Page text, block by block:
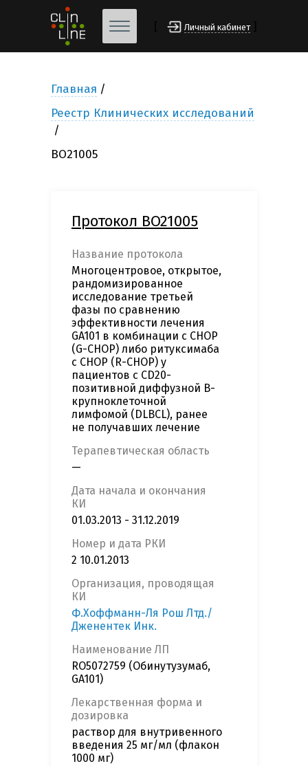
Личный кабинет
Главная
Реестр Клинических исследований
BO21005
Протокол BO21005
Название протокола
Многоцентровое, открытое,
рандомизированное
исследование третьей
фазы по сравнению
эффективности лечения
GA101 в комбинации с CHOP
(G-CHOP) либо ритуксимаба
с CHOP (R-CHOP) у
пациентов с CD20-
позитивной диффузной В-
крупноклеточной
лимфомой (DLBCL), ранее
не получавших лечение
Терапевтическая область
—
Дата начала и окончания
КИ
01.03.2013 - 31.12.2019
Номер и дата РКИ
2 10.01.2013
Организация, проводящая
КИ
Ф.Хоффманн-Ля Рош Лтд./
Дженентек Инк.
Наименование ЛП
RO5072759 (Обинутузумаб,
GA101)
Лекарственная форма и
дозировка
раствор для внутривенного
введения 25 мг/мл (флакон
1000 мг)